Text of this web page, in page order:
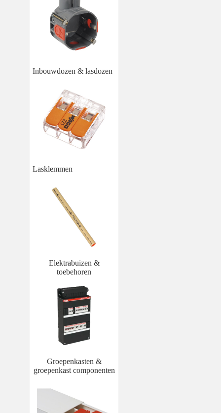
Inbouwdozen & lasdozen
Lasklemmen
Elektrabuizen &
toebehoren
Groepenkasten &
groepenkast componenten